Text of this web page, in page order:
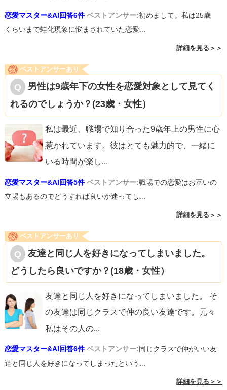
恋愛マスター&AI回答6件 ベストアンサー:初めまして。私は25歳
くらいまで蛙化現象に悩まされていた恋愛...
詳細を見る＞＞
ベストアンサーあり
男性は9歳年下の女性を恋愛対象として見てく
れるのでしょうか？(23歳・女性）
私は最近、職場で知り合った9歳年上の男性に心
惹かれています。彼はとても魅力的で、一緒に
いる時間が楽し...
恋愛マスター&AI回答5件 ベストアンサー:職場での恋愛はお互いの
立場もあるのでどうすれば良いか迷ってし...
詳細を見る＞＞
ベストアンサーあり
友達と同じ人を好きになってしまいました。
どうしたら良いですか？(18歳・女性）
友達と同じ人を好きになってしまいました。 そ
の友達は同じクラスで仲の良い友達です。元々
私はその人の...
恋愛マスター&AI回答6件 ベストアンサー:同じクラスで仲がいい友
達と同じ人を好きになってしまったという...
詳細を見る＞＞